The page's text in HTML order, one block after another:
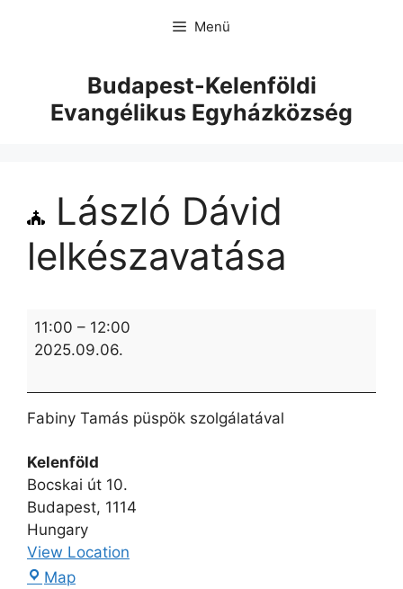
Menü
Budapest-Kelenföldi
Evangélikus Egyházközség
László Dávid
lelkészavatása
11:00 – 12:00
2025.09.06.
Fabiny Tamás püspök szolgálatával
Kelenföld
Bocskai út 10.
Budapest, 1114
Hungary
View Location
Map